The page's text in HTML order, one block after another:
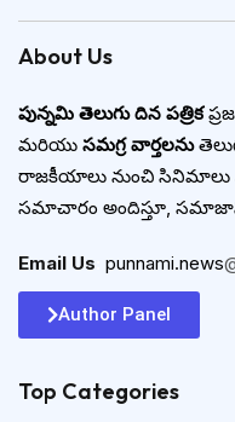
About Us
పున్నమి తెలుగు దిన పత్రిక
మరియు సమగ్ర వార్తలను
రాజకీయాలు నుంచి సినిమాలు
సమాచారం అందిస్తూ,
Email Us punnami.news
Author Panel
Top Categories​